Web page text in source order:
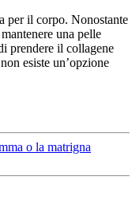
per il corpo. Nonostante
una pelle
prendere il collagene
esiste un’opzione
o la matrigna